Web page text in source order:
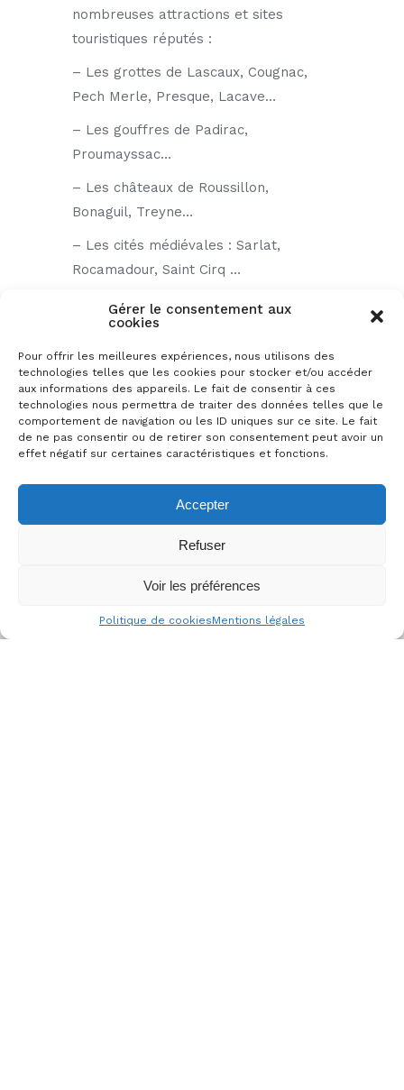
Gérer le consentement aux
cookies
Pour offrir les meilleures expériences, nous utilisons des
technologies telles que les cookies pour stocker et/ou accéder
aux informations des appareils. Le fait de consentir à ces
technologies nous permettra de traiter des données telles que le
comportement de navigation ou les ID uniques sur ce site. Le fait
de ne pas consentir ou de retirer son consentement peut avoir un
effet négatif sur certaines caractéristiques et fonctions.
Accepter
Refuser
Voir les préférences
Politique de cookiesMentions légales
nombreuses attractions et sites
touristiques réputés :
– Les grottes de Lascaux, Cougnac,
Pech Merle, Presque, Lacave…
– Les gouffres de Padirac,
Proumayssac…
– Les châteaux de Roussillon,
Bonaguil, Treyne…
– Les cités médiévales : Sarlat,
Rocamadour, Saint Cirq …
Au cœur de trois vallées : le Lot, la
Dordogne et le Célé : trois rivières à
découvrir en canoë kayak, ski nautique
ou en bateau promenade.
Apprendre plus
Galerie photos